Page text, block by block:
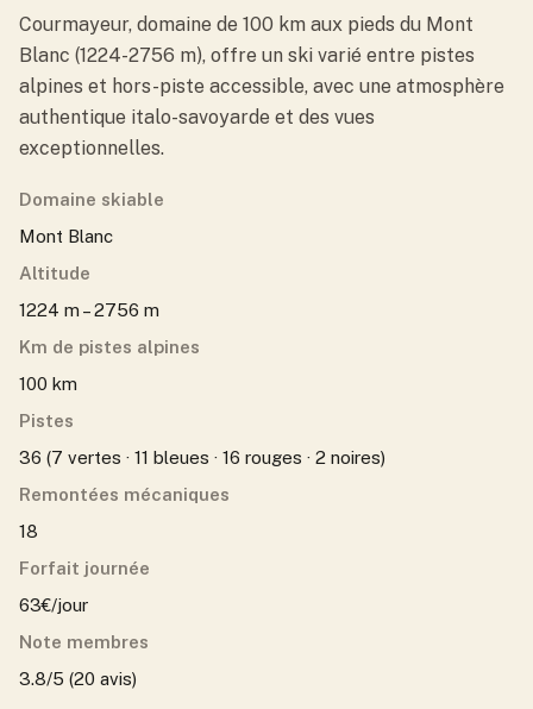
Courmayeur, domaine de 100 km aux pieds du Mont
Blanc (1224-2756 m), offre un ski varié entre pistes
alpines et hors-piste accessible, avec une atmosphère
authentique italo-savoyarde et des vues
exceptionnelles.
Domaine skiable
Mont Blanc
Altitude
1224 m – 2756 m
Km de pistes alpines
100 km
Pistes
36 (7 vertes · 11 bleues · 16 rouges · 2 noires)
Remontées mécaniques
18
Forfait journée
63€/jour
Note membres
3.8/5 (20 avis)